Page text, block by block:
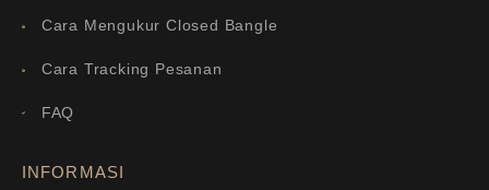
Cara Mengukur Closed Bangle
Cara Tracking Pesanan
FAQ
INFORMASI